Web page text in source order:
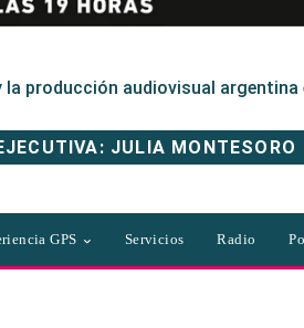
la producción audiovisual
JULIA MONTESORO
GPS Servicios Radio